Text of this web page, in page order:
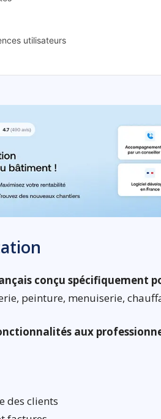
utilisateurs
conçu spécifiquement
peinture, menuiserie,
aux
des clients